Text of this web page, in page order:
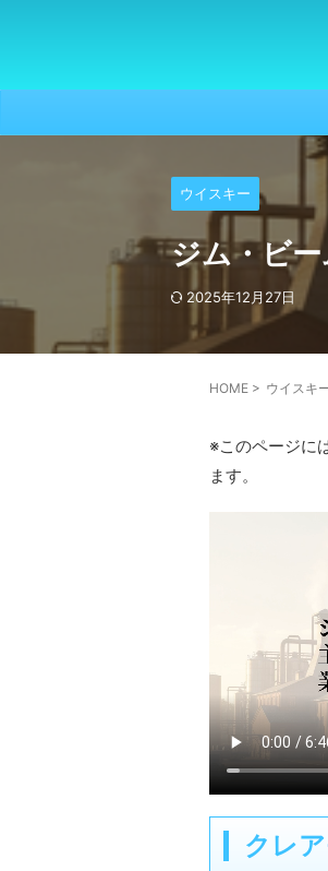
ウイスキー
ジム・ビ
2025年12月27日
HOME > ウイスキ
※このページに
ます。
クレ